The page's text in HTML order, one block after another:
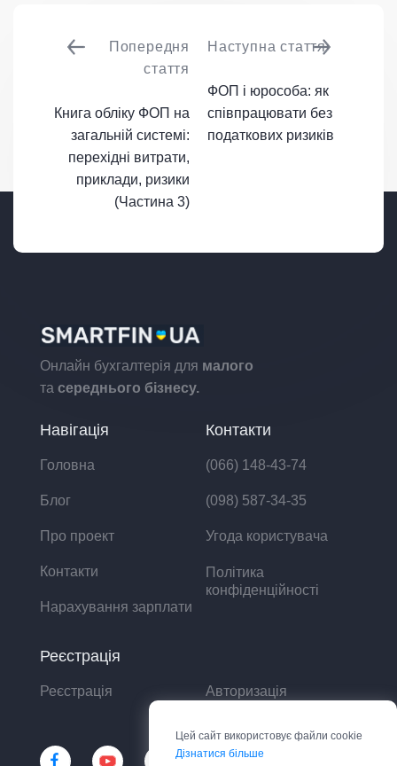
Попередня
стаття
Книга обліку ФОП на
загальній системі:
перехідні витрати,
приклади, ризики
(Частина 3)
Наступна стаття
ФОП і юрособа: як
співпрацювати без
податкових ризиків
Онлайн бухгалтерія для малого
та середнього бізнесу.
Навігація
Головна
Блог
Про проект
Контакти
Нарахування зарплати
Контакти
(066) 148-43-74
(098) 587-34-35
Угода користувача
Політика
конфіденційності
Реєстрація
Реєстрація Авторизація
Цей сайт використовує файли cookie
Дізнатися більше